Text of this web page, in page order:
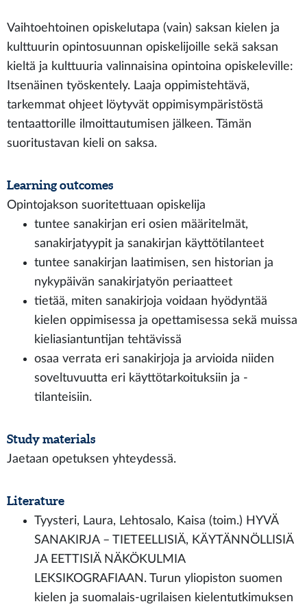
Vaihtoehtoinen opiskelutapa (vain) saksan kielen ja
kulttuurin opintosuunnan opiskelijoille sekä saksan
kieltä ja kulttuuria valinnaisina opintoina opiskeleville:
Itsenäinen työskentely. Laaja oppimistehtävä,
tarkemmat ohjeet löytyvät oppimisympäristöstä
tentaattorille ilmoittautumisen jälkeen. Tämän
suoritustavan kieli on saksa.
Learning outcomes
Opintojakson suoritettuaan opiskelija
tuntee sanakirjan eri osien määritelmät,
sanakirjatyypit ja sanakirjan käyttötilanteet
tuntee sanakirjan laatimisen, sen historian ja
nykypäivän sanakirjatyön periaatteet
tietää, miten sanakirjoja voidaan hyödyntää
kielen oppimisessa ja opettamisessa sekä muissa
kieliasiantuntijan tehtävissä
osaa verrata eri sanakirjoja ja arvioida niiden
soveltuvuutta eri käyttötarkoituksiin ja -
tilanteisiin.
Study materials
Jaetaan opetuksen yhteydessä.
Literature
Tyysteri, Laura, Lehtosalo, Kaisa (toim.) HYVÄ
SANAKIRJA – TIETEELLISIÄ, KÄYTÄNNÖLLISIÄ
JA EETTISIÄ NÄKÖKULMIA
LEKSIKOGRAFIAAN. Turun yliopiston suomen
kielen ja suomalais-ugrilaisen kielentutkimuksen